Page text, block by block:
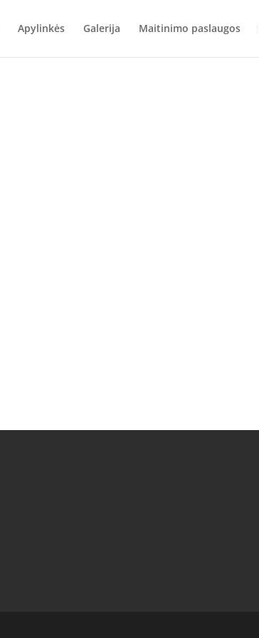
Apylinkės Galerija Maitinimo paslaugos